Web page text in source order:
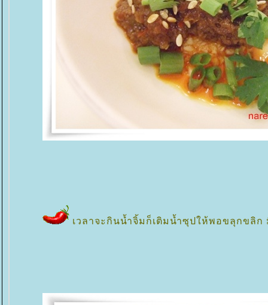
เวลาจะกินน้ำจิ้มก็เติมน้ำซุปให้พอขลุกขลิ